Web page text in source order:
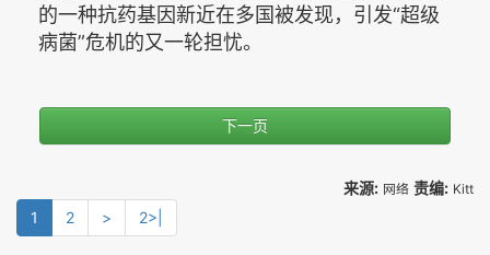
的一种抗药基因新近在多国被发现，引发“超级
病菌”危机的又一轮担忧。
下一页
1 2 > 2>|
来源: 网络 责编: Kitt